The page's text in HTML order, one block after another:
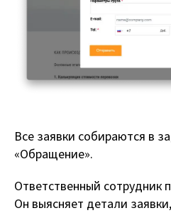
Все заявки собираются в
«Обращение».
Ответственный сотрудник
Он выясняет детали